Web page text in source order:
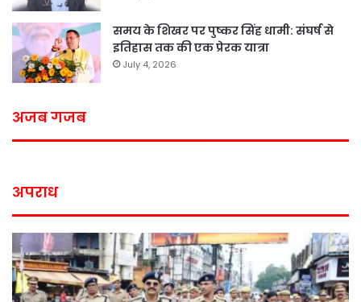
समय के शिखर पर पुष्कर सिंह धामी: संघर्ष से
इतिहास तक की एक प्रेरक यात्रा
July 4, 2026
अजब गजब
अपराध